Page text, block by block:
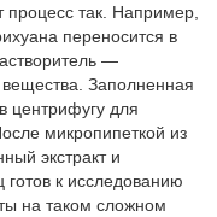
процесс так. Например,
переносится в
—
вещества. Заполненная
центрифугу для
микропипеткой из
экстракт и
к исследованию
на таком сложном